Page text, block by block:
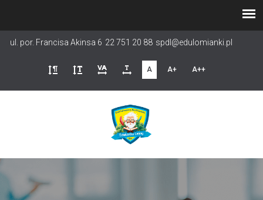
treści
ul. por. Francisa Akinsa 6 22 751 20 88 spdl@edulomianki.pl
A A+ A++